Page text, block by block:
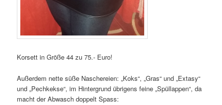
Korsett in Größe 44 zu 75.- Euro!
Außerdem nette süße Naschereien: „Koks“, „Gras“ und „Extasy“
und „Pechkekse“, im Hintergrund übrigens feine „Spüllappen“, da
macht der Abwasch doppelt Spass: